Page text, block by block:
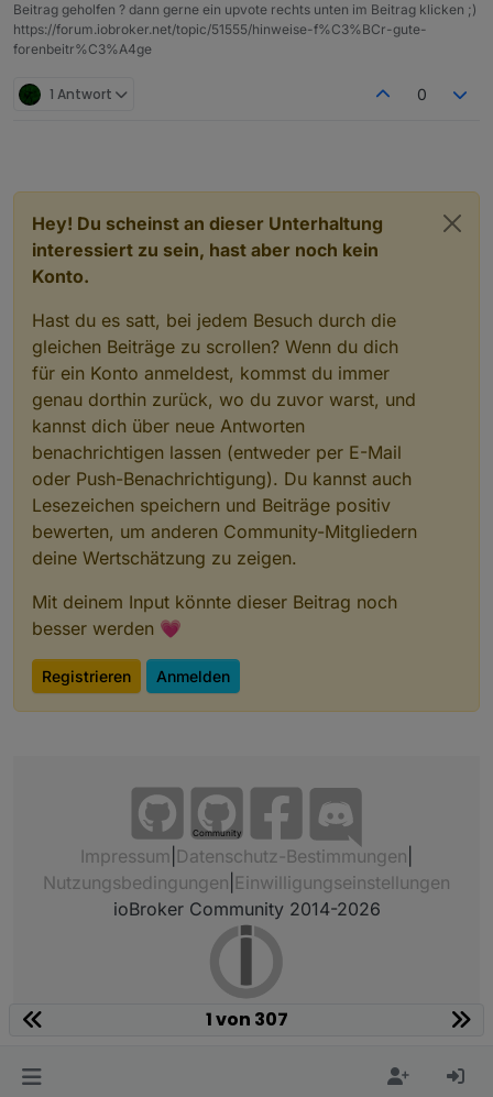
Beitrag geholfen ? dann gerne ein upvote rechts unten im Beitrag klicken ;)
https://forum.iobroker.net/topic/51555/hinweise-f%C3%BCr-gute-
forenbeitr%C3%A4ge
1 Antwort 0
Hey! Du scheinst an dieser Unterhaltung
interessiert zu sein, hast aber noch kein
Konto.
Hast du es satt, bei jedem Besuch durch die
gleichen Beiträge zu scrollen? Wenn du dich
für ein Konto anmeldest, kommst du immer
genau dorthin zurück, wo du zuvor warst, und
kannst dich über neue Antworten
benachrichtigen lassen (entweder per E-Mail
oder Push-Benachrichtigung). Du kannst auch
Lesezeichen speichern und Beiträge positiv
bewerten, um anderen Community-Mitgliedern
deine Wertschätzung zu zeigen.
Mit deinem Input könnte dieser Beitrag noch
besser werden 💗
Registrieren Anmelden
Community
Impressum Datenschutz-Bestimmungen
Nutzungsbedingungen Einwilligungseinstellungen
ioBroker Community 2014-2026
1 von 307